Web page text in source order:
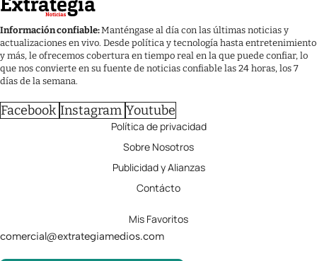
Información confiable:Manténgase al día con las últimas noticias y
actualizaciones en vivo. Desde política y tecnología hasta entretenimiento
y más, le ofrecemos cobertura en tiempo real en la que puede confiar, lo
que nos convierte en su fuente de noticias confiable las 24 horas, los 7
días de la semana.
Facebook Instagram Youtube
Política de privacidad
Sobre Nosotros
Publicidad y Alianzas
Contácto
Mis Favoritos
comercial@extrategiamedios.com